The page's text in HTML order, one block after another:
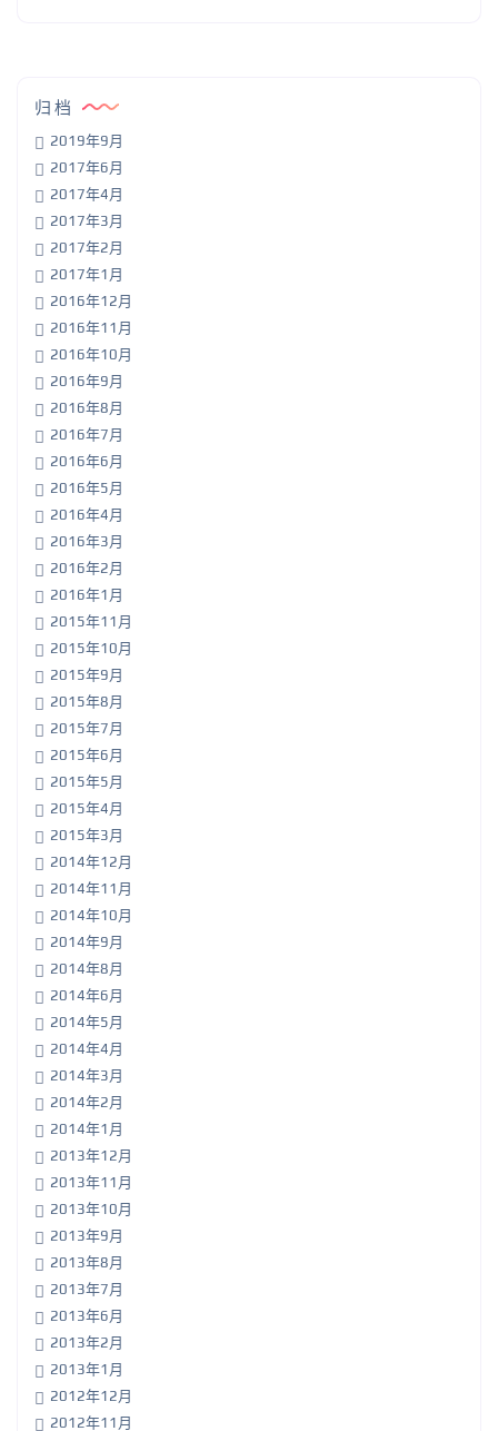
归档
2019年9月
2017年6月
2017年4月
2017年3月
2017年2月
2017年1月
2016年12月
2016年11月
2016年10月
2016年9月
2016年8月
2016年7月
2016年6月
2016年5月
2016年4月
2016年3月
2016年2月
2016年1月
2015年11月
2015年10月
2015年9月
2015年8月
2015年7月
2015年6月
2015年5月
2015年4月
2015年3月
2014年12月
2014年11月
2014年10月
2014年9月
2014年8月
2014年6月
2014年5月
2014年4月
2014年3月
2014年2月
2014年1月
2013年12月
2013年11月
2013年10月
2013年9月
2013年8月
2013年7月
2013年6月
2013年2月
2013年1月
2012年12月
2012年11月